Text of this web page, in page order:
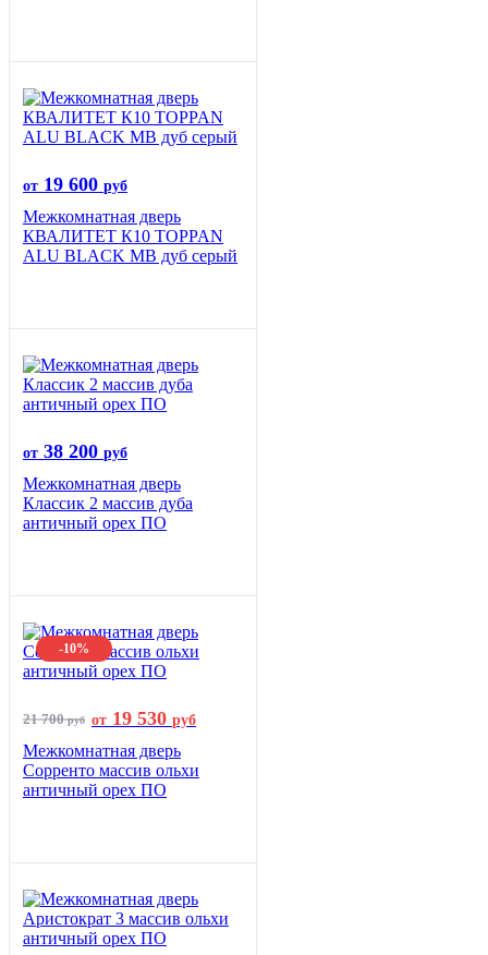
от 19 600 руб
Межкомнатная дверь
КВАЛИТЕТ К10 TOPPAN
ALU BLACK MB дуб серый
от 38 200 руб
Межкомнатная дверь
Классик 2 массив дуба
античный орех ПО
-10%
21 700руб от 19 530 руб
Межкомнатная дверь
Сорренто массив ольхи
античный орех ПО